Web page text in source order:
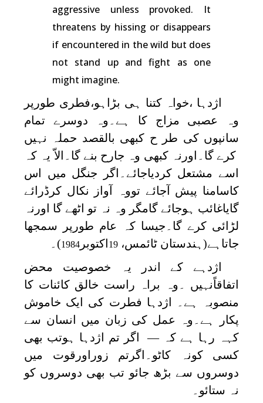
aggressive unless provoked. It
threatens by hissing or disappears
if encountered in the wild but does
not stand up and fight as one
might imagine.
اژدہا ،خواہ کتنا ہی بڑاہو،فطری طورپر
وہ عصبی مزاج کا ہے۔وہ دوسرے تمام
سانپوں کی طر ح کبھی بالقصد حملہ نہیں
کرے گا۔اورنہ کبھی وہ جارح بنے گا۔الاّ یہ کہ
اسے مشتعل کردیاجائے۔اگر جنگل میں اس
کاسامنا پیش آجائے تووہ آواز نکال کرڈرائے
گایاغائب ہوجائے گامگر وہ نہ تو اٹھے گا اورنہ
لڑائی کرے گا۔جیسا کہ عام طورپر سمجھا
جاتاہے(ہندستان ٹائمس، 19 اکتوبر 1984)۔
اژدہے کے اندر یہ خصوصیت محض
اتفاقاًنہیں ۔وہ براہ راست خالق کائنات کا
منصوبہ ہے۔ اژدہا فطرت کی ایک خاموش
پکار ہے۔وہ عمل کی زبان میں انسان سے
کہہ رہا ہے کہ — اگر تم اژدہا ہوتب بھی
کسی کونہ کاٹو۔اگرتم زوراورقوت میں
دوسروں سے بڑھ جائو تب بھی دوسروں کو
نہ ستائو۔